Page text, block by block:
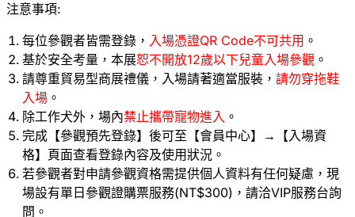
注意事項:
每位參觀者皆需登錄， 入場憑證QR Code不可共用 。
基於安全考量，本展恕不開放12歲以下兒童入場參觀 。
請尊重貿易型商展禮儀，入場請著適當服裝， 請勿穿拖鞋
入場 。
除工作犬外，場內禁止攜帶寵物進入 。
完成【參觀預先登錄】後可至【會員中心】→【入場資
格】頁面查看登錄內容及使用狀況。
若參觀者對申請參觀資格需提供個人資料有任何疑慮，現
場設有單日參觀證購票服務(NT$300)，請洽VIP服務台詢
問。